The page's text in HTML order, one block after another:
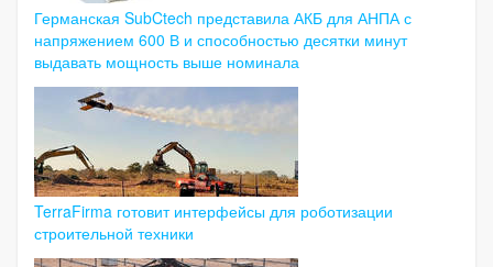
Германская SubCtech представила АКБ для АНПА с
напряжением 600 В и способностью десятки минут
выдавать мощность выше номинала
TerraFirma готовит интерфейсы для роботизации
строительной техники